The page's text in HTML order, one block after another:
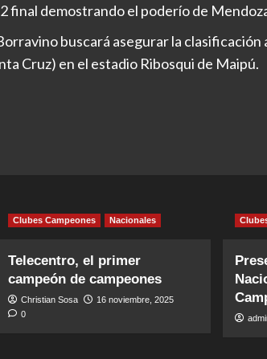
final demostrando el poderío de
buscará asegurar la
Cruz) en el estadio Ribosqui de Maipú.
Clubes Campeones Nacionales
Telecentro, el primer
campeón de campeones
Christian Sosa
16 noviembre, 2025
0